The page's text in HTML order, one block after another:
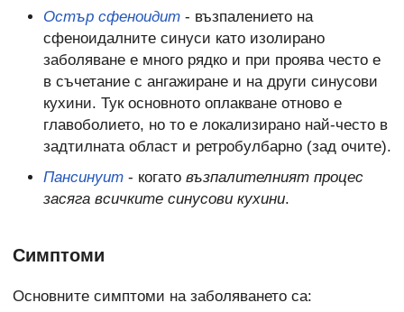
Остър сфеноидит- възпалението на
сфеноидалните синуси като изолирано
заболяване е много рядко и при проява често е
в съчетание с ангажиране и на други синусови
кухини. Тук основното оплакване отново е
главоболието, но то е локализирано най-често в
задтилната област и ретробулбарно (зад очите).
Пансинуит- когато възпалителният процес
засяга всичките синусови кухини.
Симптоми
Основните симптоми на заболяването са: